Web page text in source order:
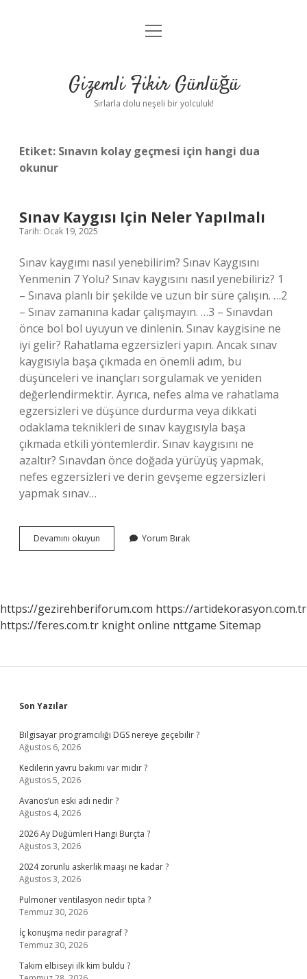
Anasayfa
Yasal Uyarı
menüyü
Gizemli Fikir Günlüğü
Sırlarla dolu neşeli bir yolculuk!
Etiket: Sınavın kolay geçmesi için hangi dua
okunur
Sınav Kaygısı Için Neler Yapılmalı
Tarih: Ocak 19, 2025
Sınav kaygımı nasıl yenebilirim? Sınav Kaygısını
Yenmenin 7 Yolu? Sınav kaygısını nasıl yenebiliriz? 1
– Sınava planlı bir şekilde ve uzun bir süre çalışın. …2
– Sınav zamanına kadar çalışmayın. …3 – Sınavdan
önce bol bol uyuyun ve dinlenin. Sınav kaygisine ne
iyi gelir? Rahatlama egzersizleri yapın. Ancak sınav
kaygısıyla başa çıkmada en önemli adım, bu
düşünceleri ve inançları sorgulamak ve yeniden
değerlendirmektir. Ayrıca, nefes alma ve rahatlama
egzersizleri ve düşünce durdurma veya dikkati
odaklama teknikleri de sınav kaygısıyla başa
çıkmada etkili yöntemlerdir. Sınav kaygısını ne
azaltır? Sınavdan önce doğada yürüyüş yapmak,
nefes egzersizleri ve derin gevşeme egzersizleri
yapmak sınav…
Devamını okuyun
Kaygısı
Yorum Bırak
https://gezirehberiforum.com https://artidekorasyon.com.tr
https://feres.com.tr knight online nttgame Sitemap
Sidebar
Son Yazılar
Bilgisayar programcılığı DGS nereye geçebilir ?
Ağustos 6, 2026
Kedilerin yavru bakımı var mıdır ?
Ağustos 5, 2026
Avanos’un eski adı nedir ?
Ağustos 4, 2026
2026 Ay Düğümleri Hangi Burçta ?
Ağustos 3, 2026
2024 zorunlu askerlik maaşı ne kadar ?
Ağustos 3, 2026
Pulmoner ventilasyon nedir tıpta ?
Temmuz 30, 2026
İç konuşma nedir paragraf ?
Temmuz 30, 2026
Takım elbiseyi ilk kim buldu ?